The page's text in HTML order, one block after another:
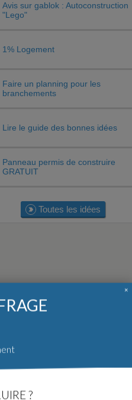
Avis sur gablok : Autoconstruction
"Lego"
1% Logement
Faire un planning pour les
branchements
Lire le guide des bonnes idées
Panneau permis de construire
GRATUIT
Toutes les idées
?
×